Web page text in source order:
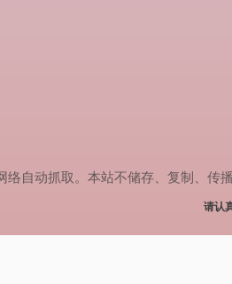
络自动抓取。本站不储存、复制、
请认